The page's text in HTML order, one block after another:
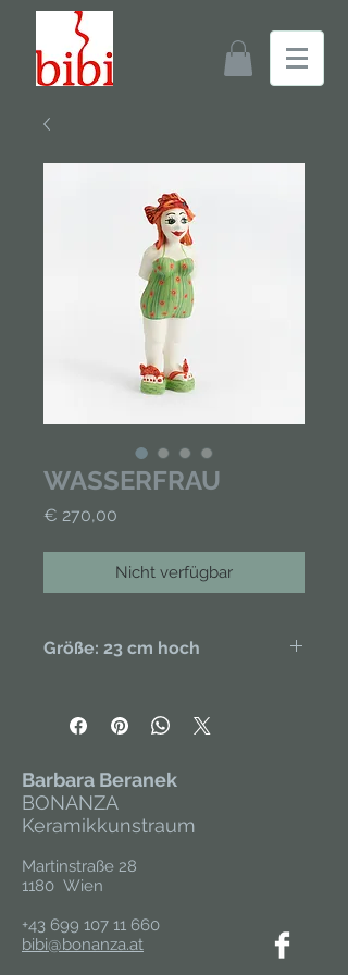
WASSERFRAU
€ 270,00
Nicht verfügbar
Größe: 23 cm hoch
handbemalt, teilweise glasiert.
Unikat.
Barbara Beranek
BONANZA
Keramikkunstraum
Martinstraße 28
1180 Wien
+43 699 107 11 660
bibi@bonanza.at